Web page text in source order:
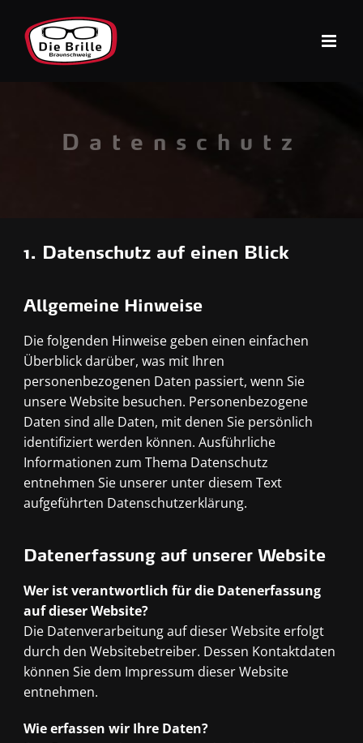
Inhalt
springen
Datenschutz
1. Datenschutz auf einen Blick
Allgemeine Hinweise
Die folgenden Hinweise geben einen einfachen
Überblick darüber, was mit Ihren
personenbezogenen Daten passiert, wenn Sie
unsere Website besuchen. Personenbezogene
Daten sind alle Daten, mit denen Sie persönlich
identifiziert werden können. Ausführliche
Informationen zum Thema Datenschutz
entnehmen Sie unserer unter diesem Text
aufgeführten Datenschutzerklärung.
Datenerfassung auf unserer Website
Wer ist verantwortlich für die Datenerfassung
auf dieser Website?
Die Datenverarbeitung auf dieser Website erfolgt
durch den Websitebetreiber. Dessen Kontaktdaten
können Sie dem Impressum dieser Website
entnehmen.
Wie erfassen wir Ihre Daten?